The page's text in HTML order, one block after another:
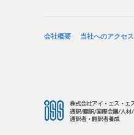
会社概要 当社へのアクセス